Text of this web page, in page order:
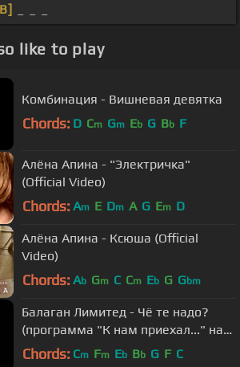
like to play
Комбинация - Вишневая девятка
Chords: D Cm Gm Eb G Bb F
Алёна Апина - "Электричка"
(Official Video)
Chords: Am E Dm A G Em D
Алёна Апина - Ксюша (Official
Video)
Chords: Ab Gm C Cm Eb G Gbm
Балаган Лимитед - Чё те надо?
(программа "К нам приехал..." на
телеканале "Ля-Минор ТВ")
Chords: Cm Fm Eb Bb G F C